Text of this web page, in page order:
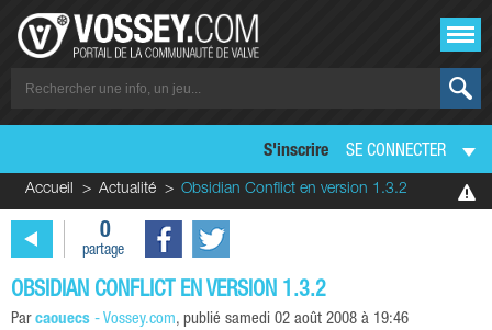
S'inscrire SE CONNECTER
Accueil Actualité Obsidian Conflict en version 1.3.2
0
partage
OBSIDIAN CONFLICT EN VERSION 1.3.2
Par caouecs - Vossey.com, publié samedi 02 août 2008 à 19:46